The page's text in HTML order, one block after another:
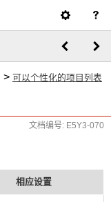
> 可以个性化的项目列表
文档编号: E5Y3-070
相应设置